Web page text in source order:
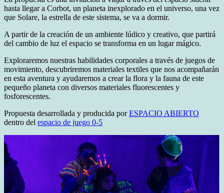
hasta llegar a Corbot, un planeta inexplorado en el universo, una vez
que Solare, la estrella de este sistema, se va a dormir.
A partir de la creación de un ambiente lúdico y creativo, que partirá
del cambio de luz el espacio se transforma en un lugar mágico.
Exploraremos nuestras habilidades corporales a través de juegos de
movimiento, descubriremos materiales textiles que nos acompañarán
en esta aventura y ayudaremos a crear la flora y la fauna de este
pequeño planeta con diversos materiales fluorescentes y
fosforescentes.
Propuesta desarrollada y producida porESPACIO ABIERTO
dentro del espacio de juego 0-5